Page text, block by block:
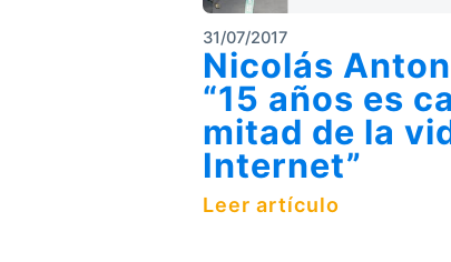
31/07/2017
Nicolás
“15 años es
mitad de la
Internet”
Leer artículo